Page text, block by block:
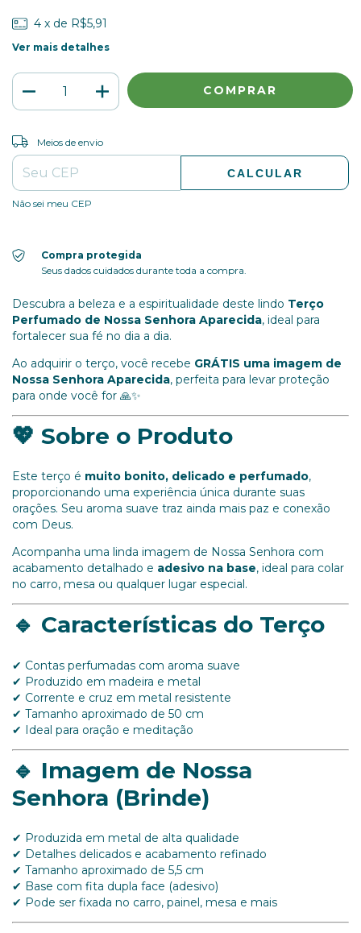
4 x de R$5,91
Ver mais detalhes
Entregas para o CEP:
Meios de envio
CALCULAR
Não sei meu CEP
Compra protegida
Seus dados cuidados durante toda a compra.
Descubra a beleza e a espiritualidade deste lindo Terço
Perfumado de Nossa Senhora Aparecida, ideal para
fortalecer sua fé no dia a dia.
Ao adquirir o terço, você recebe GRÁTIS uma imagem de
Nossa Senhora Aparecida, perfeita para levar proteção
para onde você for 🙏✨
💖 Sobre o Produto
Este terço é muito bonito, delicado e perfumado,
proporcionando uma experiência única durante suas
orações. Seu aroma suave traz ainda mais paz e conexão
com Deus.
Acompanha uma linda imagem de Nossa Senhora com
acabamento detalhado e adesivo na base, ideal para colar
no carro, mesa ou qualquer lugar especial.
🔹 Características do Terço
✔ Contas perfumadas com aroma suave
✔ Produzido em madeira e metal
✔ Corrente e cruz em metal resistente
✔ Tamanho aproximado de 50 cm
✔ Ideal para oração e meditação
🔹 Imagem de Nossa
Senhora (Brinde)
✔ Produzida em metal de alta qualidade
✔ Detalhes delicados e acabamento refinado
✔ Tamanho aproximado de 5,5 cm
✔ Base com fita dupla face (adesivo)
✔ Pode ser fixada no carro, painel, mesa e mais